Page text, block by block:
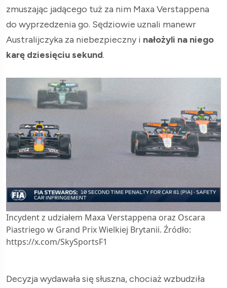
zmuszając jadącego tuż za nim Maxa Verstappena
do wyprzedzenia go. Sędziowie uznali manewr
Australijczyka za niebezpieczny i nałożyli na niego
karę dziesięciu sekund.
Incydent z udziałem Maxa Verstappena oraz Oscara
Piastriego w Grand Prix Wielkiej Brytanii. Źródło:
https://x.com/SkySportsF1
Decyzja wydawała się słuszna, chociaż wzbudziła